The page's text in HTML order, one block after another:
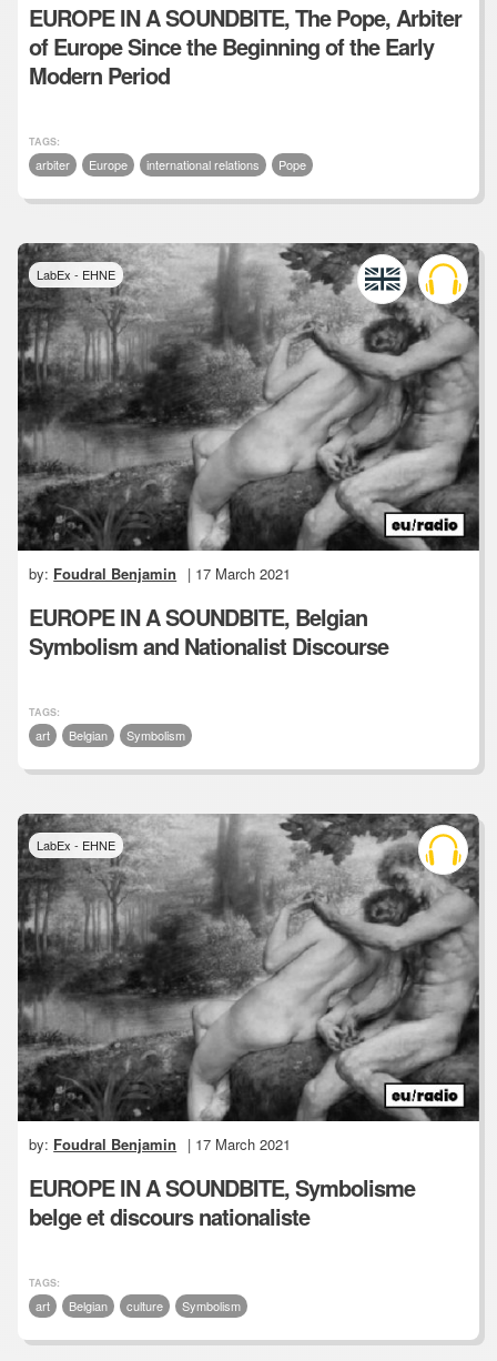
EUROPE IN A SOUNDBITE, The Pope, Arbiter
of Europe Since the Beginning of the Early
Modern Period
TAGS:
arbiter Europe international relations Pope
LabEx - EHNE
by: Foudral Benjamin | 17 March 2021
EUROPE IN A SOUNDBITE, Belgian
Symbolism and Nationalist Discourse
TAGS:
art Belgian Symbolism
LabEx - EHNE
by: Foudral Benjamin | 17 March 2021
EUROPE IN A SOUNDBITE, Symbolisme
belge et discours nationaliste
TAGS:
art Belgian culture Symbolism